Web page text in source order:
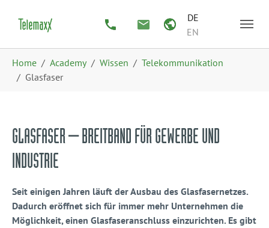
DE
EN
Home Academy Wissen
Telekommunikation
Glasfaser
GLASFASER – BREITBAND FÜR GEWERBE UND
INDUSTRIE
Seit einigen Jahren läuft der Ausbau des Glasfasernetzes.
Dadurch eröffnet sich für immer mehr Unternehmen die
Möglichkeit, einen Glasfaseranschluss einzurichten. Es gibt